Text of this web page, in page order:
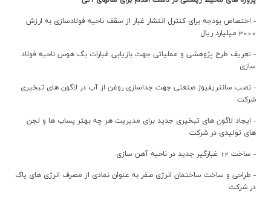
- اختصاص بودجه برای کنترل انتشار غبار از سقف ناحیه فولادسازی به ارزش
3000 میلیارد ریال
- تعریف طرح پژوهشی و عملیاتی جهت بازیابی غبارات بگ هوس ناحیه فولاد
سازی
- نصب سانتریفیوژ صنعتی جهت جداسازی روغن از آب در لاگون های تبخیری
شرکت
- ایجاد لاگون های تبخیری جدید برای مدیریت هر چه بهتر پساب ها و لجن
های تولیدی در شرکت
- ساخت 12 غبارگیر جدید در ناحیه آهن سازی
- طراحی و ساخت ساختمان انرژی صفر به عنوان نمادی از مصرف انرژی های پاک
در شرکت